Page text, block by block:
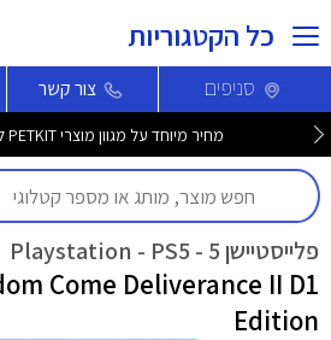
כל הקטגוריות
סניפים צור קשר
מחיר מיוחד על מגוון מוצרי PETKIT לחברי מועדון >>
פלייסטיישן 5 - Playstation - PS5
Come Deliverance II D1
Edition